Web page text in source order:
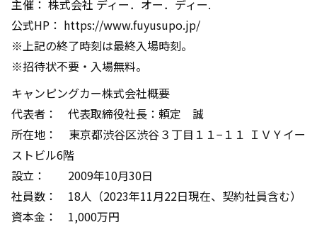
主催： 株式会社 ディー．オー．ディー.
公式HP： https://www.fuyusupo.jp/
※上記の終了時刻は最終入場時刻。
※招待状不要・入場無料。
キャンピングカー株式会社概要
代表者： 代表取締役社長：頼定 誠
所在地： 東京都渋谷区渋谷３丁目１１−１１ ＩＶＹイー
ストビル6階
設立： 2009年10月30日
社員数： 18人（2023年11月22日現在、契約社員含む）
資本金： 1,000万円